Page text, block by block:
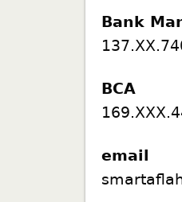
Bank
BCA
email